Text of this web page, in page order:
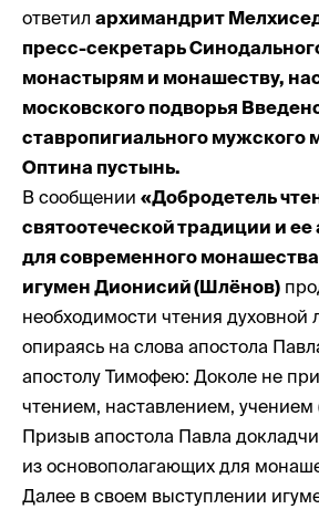
ответил архимандрит
пресс-секретарь
монастырям и монашеству,
московского подворья
ставропигиального мужского
Оптина пустынь.
В сообщении «Добродетель
святоотеческой традиции и ее
для современного
игумен Дионисий (Шлёнов)
необходимости чтения духовной
опираясь на слова апостола
апостолу Тимофею: Доколе не
чтением, наставлением, учением
Призыв апостола Павла
из основополагающих для
Далее в своем выступлении